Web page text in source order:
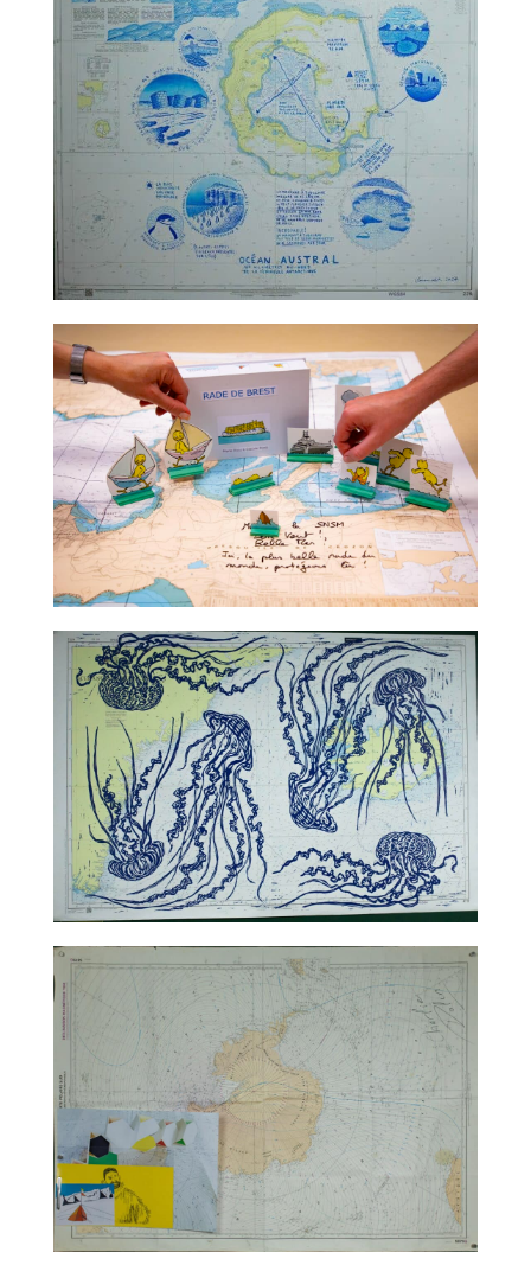
TALC02-08 – Claude Ponti
TALC02-09 – Jean-Marie Appriou